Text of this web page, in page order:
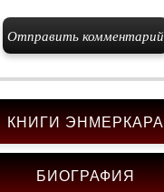
КНИГИ ЭНМЕРКАРА
БИОГРАФИЯ